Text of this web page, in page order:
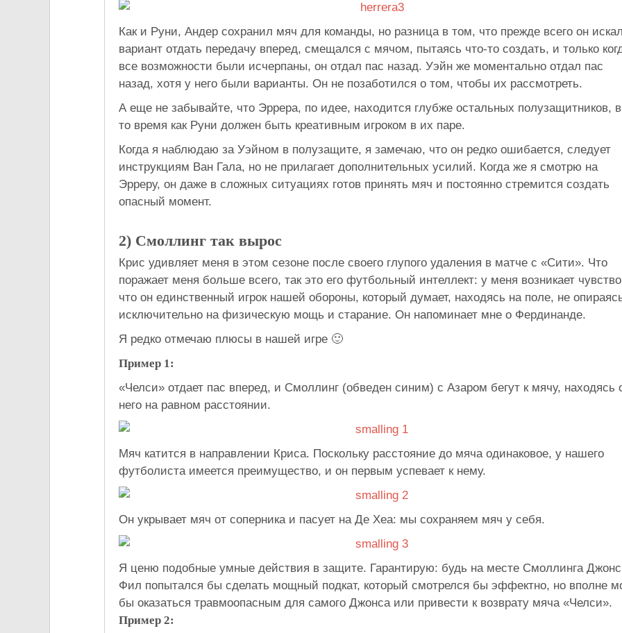
Как и Руни, Андер сохранил мяч для команды, но разница в том, что прежде всего он
вариант отдать передачу вперед, смещался с мячом, пытаясь что-то создать, и только
все возможности были исчерпаны, он отдал пас назад. Уэйн же моментально отдал пас
назад, хотя у него были варианты. Он не позаботился о том, чтобы их рассмотреть.
А еще не забывайте, что Эррера, по идее, находится глубже остальных полузащитников, в
то время как Руни должен быть креативным игроком в их паре.
Когда я наблюдаю за Уэйном в полузащите, я замечаю, что он редко ошибается, следует
инструкциям Ван Гала, но не прилагает дополнительных усилий. Когда же я смотрю на
Эрреру, он даже в сложных ситуациях готов принять мяч и постоянно стремится создать
опасный момент.
2) Смоллинг так вырос
Крис удивляет меня в этом сезоне после своего глупого удаления в матче с «Сити». Что
поражает меня больше всего, так это его футбольный интеллект: у меня возникает
что он единственный игрок нашей обороны, который думает, находясь на поле, не
исключительно на физическую мощь и старание. Он напоминает мне о Фердинанде.
Я редко отмечаю плюсы в нашей игре 🙂
Пример 1:
«Челси» отдает пас вперед, и Смоллинг (обведен синим) с Азаром бегут к мячу, находясь
него на равном расстоянии.
Мяч катится в направлении Криса. Поскольку расстояние до мяча одинаковое, у нашего
футболиста имеется преимущество, и он первым успевает к нему.
Он укрывает мяч от соперника и пасует на Де Хеа: мы сохраняем мяч у себя.
Я ценю подобные умные действия в защите. Гарантирую: будь на месте Смоллинга
Фил попытался бы сделать мощный подкат, который смотрелся бы эффектно, но вполне
бы оказаться травмоопасным для самого Джонса или привести к возврату мяча «Челси».
Пример 2: